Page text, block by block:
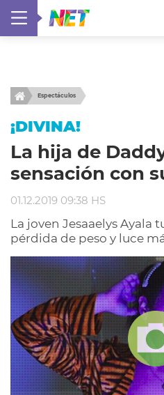
Espectáculos
¡DIVINA!
La hija de
sensación con
01.12.2019 09:38 HS
La joven Jesaaelys Ayala
pérdida de peso y luce